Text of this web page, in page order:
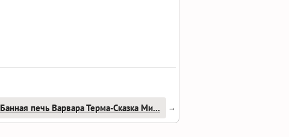
Банная печь Варвара Терма-Сказка Ми... →